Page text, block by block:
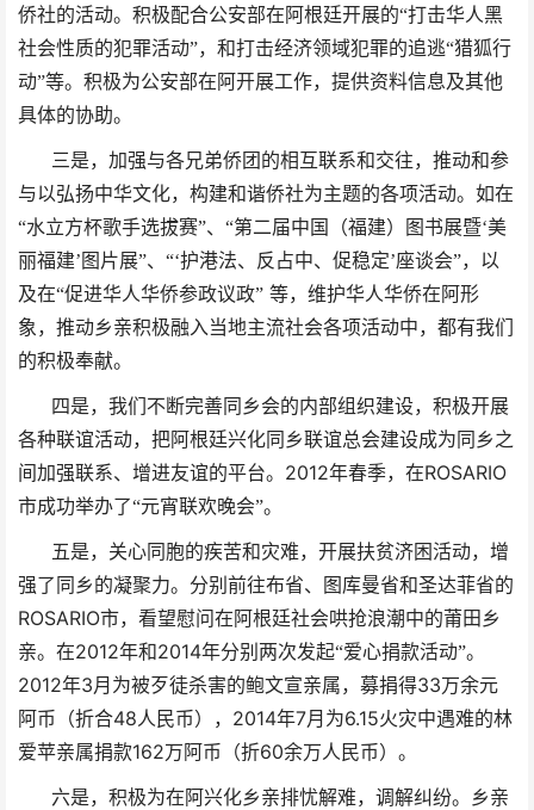
侨社的活动。积极配合公安部在阿根廷开展的“打击华人黑
社会性质的犯罪活动”，和打击经济领域犯罪的追逃“猎狐行
动”等。积极为公安部在阿开展工作，提供资料信息及其他
具体的协助。
三是，加强与各兄弟侨团的相互联系和交往，推动和参
与以弘扬中华文化，构建和谐侨社为主题的各项活动。如在
“水立方杯歌手选拔赛”、“第二届中国（福建）图书展暨‘美
丽福建’图片展”、“‘护港法、反占中、促稳定’座谈会”，以
及在“促进华人华侨参政议政” 等，维护华人华侨在阿形
象，推动乡亲积极融入当地主流社会各项活动中，都有我们
的积极奉献。
四是，我们不断完善同乡会的内部组织建设，积极开展
各种联谊活动，把阿根廷兴化同乡联谊总会建设成为同乡之
间加强联系、增进友谊的平台。 2012年春季，在ROSARIO
市成功举办了“元宵联欢晚会”。
五是，关心同胞的疾苦和灾难，开展扶贫济困活动，增
强了同乡的凝聚力。分别前往布省、图库曼省和圣达菲省的
ROSARIO市，看望慰问在阿根廷社会哄抢浪潮中的莆田乡
亲。在2012年和2014年分别两次发起“爱心捐款活动”。
2012年3月为被歹徒杀害的鲍文宣亲属，募捐得33万余元
阿币（折合48人民币）， 2014年7月为6.15火灾中遇难的林
爱苹亲属捐款162万阿币（折60余万人民币）。
六是，积极为在阿兴化乡亲排忧解难，调解纠纷。乡亲